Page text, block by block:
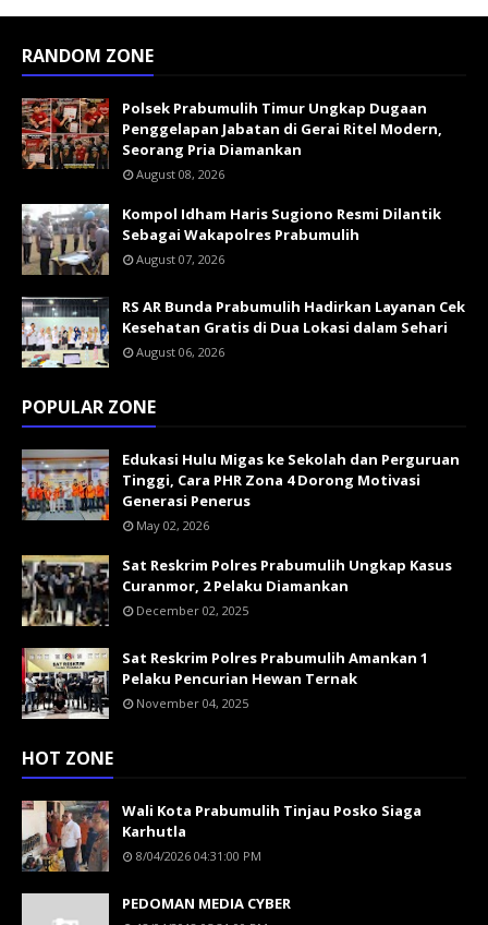
RANDOM ZONE
Polsek Prabumulih Timur Ungkap Dugaan
Penggelapan Jabatan di Gerai Ritel Modern,
Seorang Pria Diamankan
August 08, 2026
Kompol Idham Haris Sugiono Resmi Dilantik
Sebagai Wakapolres Prabumulih
August 07, 2026
RS AR Bunda Prabumulih Hadirkan Layanan Cek
Kesehatan Gratis di Dua Lokasi dalam Sehari
August 06, 2026
POPULAR ZONE
Edukasi Hulu Migas ke Sekolah dan Perguruan
Tinggi, Cara PHR Zona 4 Dorong Motivasi
Generasi Penerus
May 02, 2026
Sat Reskrim Polres Prabumulih Ungkap Kasus
Curanmor, 2 Pelaku Diamankan
December 02, 2025
Sat Reskrim Polres Prabumulih Amankan 1
Pelaku Pencurian Hewan Ternak
November 04, 2025
HOT ZONE
Wali Kota Prabumulih Tinjau Posko Siaga
Karhutla
8/04/2026 04:31:00 PM
PEDOMAN MEDIA CYBER